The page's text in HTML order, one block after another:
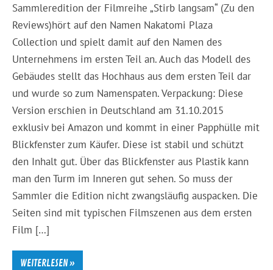
Sammleredition der Filmreihe „Stirb langsam“ (Zu den
Reviews)hört auf den Namen Nakatomi Plaza
Collection und spielt damit auf den Namen des
Unternehmens im ersten Teil an. Auch das Modell des
Gebäudes stellt das Hochhaus aus dem ersten Teil dar
und wurde so zum Namenspaten. Verpackung: Diese
Version erschien in Deutschland am 31.10.2015
exklusiv bei Amazon und kommt in einer Papphülle mit
Blickfenster zum Käufer. Diese ist stabil und schützt
den Inhalt gut. Über das Blickfenster aus Plastik kann
man den Turm im Inneren gut sehen. So muss der
Sammler die Edition nicht zwangsläufig auspacken. Die
Seiten sind mit typischen Filmszenen aus dem ersten
Film […]
WEITERLESEN »